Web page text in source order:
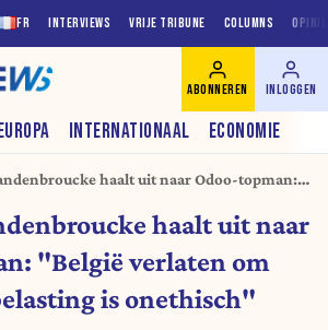
FR INTERVIEWS VRIJE TRIBUNE COLUMNS
INTERNATIONAAL ECONOMIE
ABONNEREN INLOGGEN
haalt uit naar Odoo-topman:
haalt uit naar
"België verlaten om
is onethisch"